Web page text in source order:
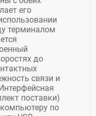
его
терминалом
до
связи и
поставки)
по